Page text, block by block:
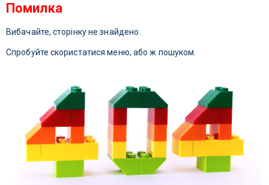
Помилка
Вибачайте, сторінку не знайдено.
Спробуйте скористатися меню, або ж пошуком.